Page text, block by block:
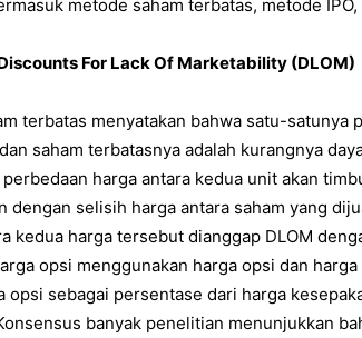
metode saham terbatas, metode
For Lack Of Marketability (DLOM)
terbatas menyatakan bahwa satu-satunya
saham terbatasnya adalah kurangnya
harga antara kedua unit akan
dengan selisih harga antara saham yang
kedua harga tersebut dianggap DLOM
opsi menggunakan harga opsi dan
opsi sebagai persentase dari harga
banyak penelitian menunjukkan